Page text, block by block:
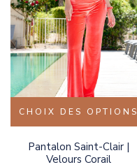
CHOIX DES OPTIONS
Pantalon Saint-Clair |
Velours Corail